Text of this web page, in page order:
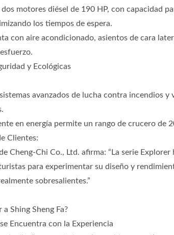
dos motores diésel de 190 HP, con capacidad
los tiempos de espera.
con aire acondicionado, asientos de cara
y Ecológicas
avanzados de lucha contra incendios
en energía permite un rango de crucero de
Clientes:
Cheng-Chi Co., Ltd. afirma: “La serie
para experimentar su diseño y
sobresalientes.”
a Shing Sheng Fa?
Encuentra con la Experiencia